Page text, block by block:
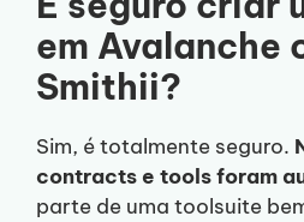
em Avalanche
Smithii?
Sim, é totalmente seguro.
contracts e tools foram
parte de uma toolsuite